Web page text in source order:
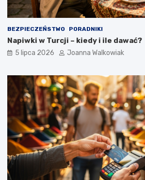
BEZPIECZEŃSTWO PORADNIKI
Napiwki w Turcji – kiedy i ile dawać?
5 lipca 2026 Joanna Walkowiak